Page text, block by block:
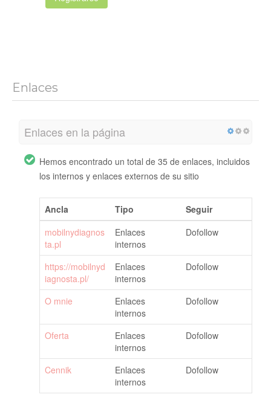
Enlaces
Enlaces en la página
Hemos encontrado un total de 35 de enlaces, incluidos
los internos y enlaces externos de su sitio
Ancla Tipo
Seguir
mobilnydiagnos
ta.pl
Enlaces
internos
Dofollow
https://mobilnyd
iagnosta.pl/
Enlaces
internos
Dofollow
O mnie
Enlaces
internos
Dofollow
Oferta
Enlaces
internos
Dofollow
Cennik
Enlaces
internos
Dofollow